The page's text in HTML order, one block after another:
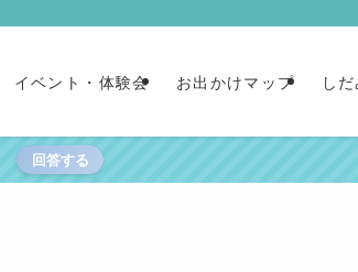
イベント・体験会 お出かけマップ し
回答する